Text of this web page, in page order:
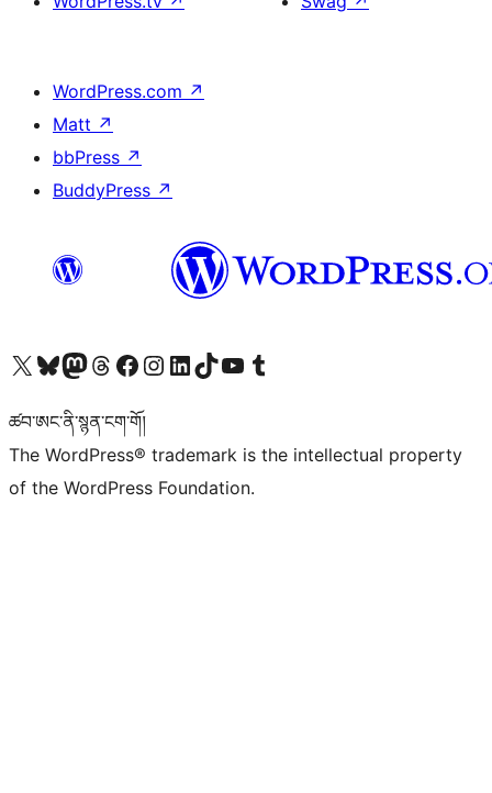
WordPress.com ↗
Matt ↗
bbPress ↗
BuddyPress ↗
Visit our X (formerly Twitter) account
Visit our Bluesky account
Visit our Mastodon account
Visit our Threads account
Visit our Facebook page
Visit our Instagram account
Visit our LinkedIn account
Visit our TikTok account
Visit our YouTube channel
Visit our Tumblr account
ཚབ་ཨང་ནི་སྙན་ངག་གོ།
The WordPress® trademark is the intellectual property
of the WordPress Foundation.